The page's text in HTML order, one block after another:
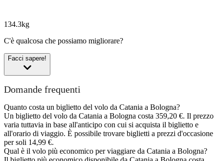
134.3kg
C'è qualcosa che possiamo migliorare?
Facci sapere!
Domande frequenti
Quanto costa un biglietto del volo da Catania a Bologna?
Un biglietto del volo da Catania a Bologna costa 359,20 €. Il prezzo
varia tuttavia in base all'anticipo con cui si acquista il biglietto e
all'orario di viaggio. È possibile trovare biglietti a prezzi d'occasione
per soli 14,99 €.
Qual è il volo più economico per viaggiare da Catania a Bologna?